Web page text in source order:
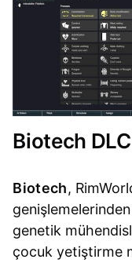
Biotech DLC
Biotech,
genetik
çocuk yetiştirme